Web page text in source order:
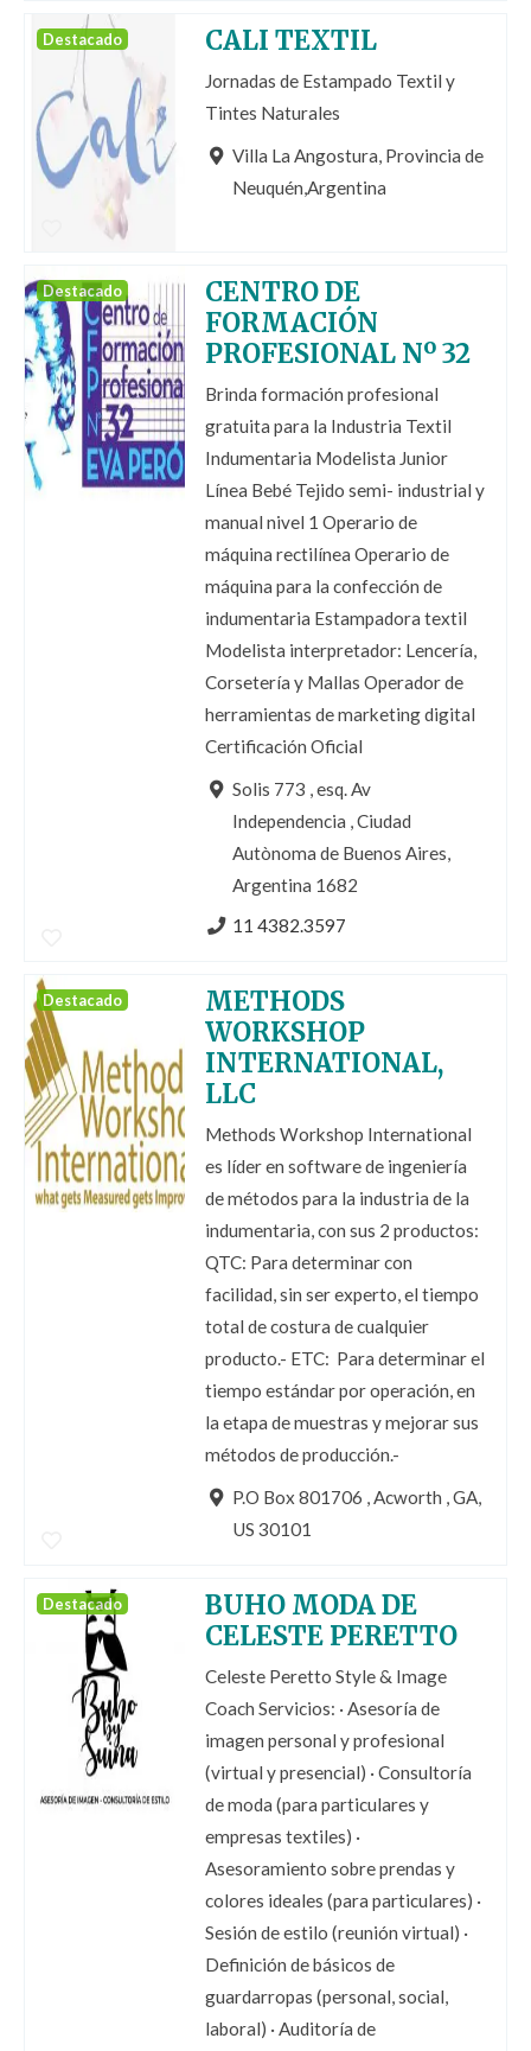
CALI TEXTIL
Jornadas de Estampado Textil y
Tintes Naturales
Villa La Angostura, Provincia de
Neuquén,Argentina
Destacado
CENTRO DE
FORMACIÓN
PROFESIONAL Nº 32
Brinda formación profesional
gratuita para la Industria Textil
Indumentaria Modelista Junior
Línea Bebé Tejido semi- industrial y
manual nivel 1 Operario de
máquina rectilínea Operario de
máquina para la confección de
indumentaria Estampadora textil
Modelista interpretador: Lencería,
Corsetería y Mallas Operador de
herramientas de marketing digital
Certificación Oficial
Solis 773 , esq. Av
Independencia , Ciudad
Autònoma de Buenos Aires,
Argentina 1682
11 4382.3597
Destacado
METHODS
WORKSHOP
INTERNATIONAL,
LLC
Methods Workshop International
es líder en software de ingeniería
de métodos para la industria de la
indumentaria, con sus 2 productos:
QTC: Para determinar con
facilidad, sin ser experto, el tiempo
total de costura de cualquier
producto.- ETC: Para determinar el
tiempo estándar por operación, en
la etapa de muestras y mejorar sus
métodos de producción.-
P.O Box 801706 , Acworth , GA,
US 30101
Destacado
BUHO MODA DE
CELESTE PERETTO
Celeste Peretto Style & Image
Coach Servicios: · Asesoría de
imagen personal y profesional
(virtual y presencial) · Consultoría
de moda (para particulares y
empresas textiles) ·
Asesoramiento sobre prendas y
colores ideales (para particulares) ·
Sesión de estilo (reunión virtual) ·
Definición de básicos de
guardarropas (personal, social,
laboral) · Auditoría de
Destacado